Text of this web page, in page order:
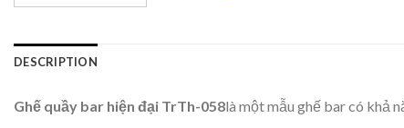
DESCRIPTION
Ghế quầy bar hiện đại TrTh-058là một mẫu ghế bar có khả